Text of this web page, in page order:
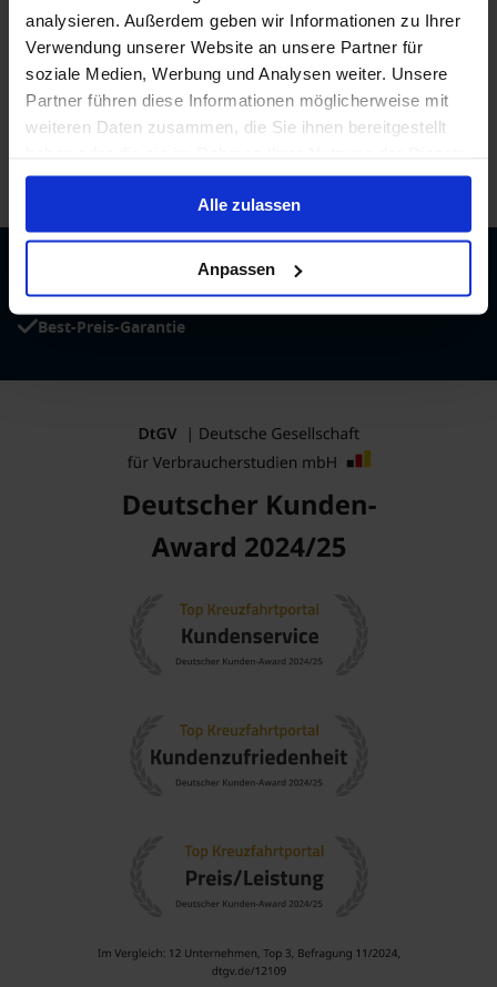
analysieren. Außerdem geben wir Informationen zu Ihrer
Verwendung unserer Website an unsere Partner für
soziale Medien, Werbung und Analysen weiter. Unsere
Partner führen diese Informationen möglicherweise mit
weiteren Daten zusammen, die Sie ihnen bereitgestellt
gesammelt haben.
Alle zulassen
Anpassen
Beratung durch echte Kreuzfahrtexperten
Bis zu 200 € Bordguthaben
Best-Preis-Garantie